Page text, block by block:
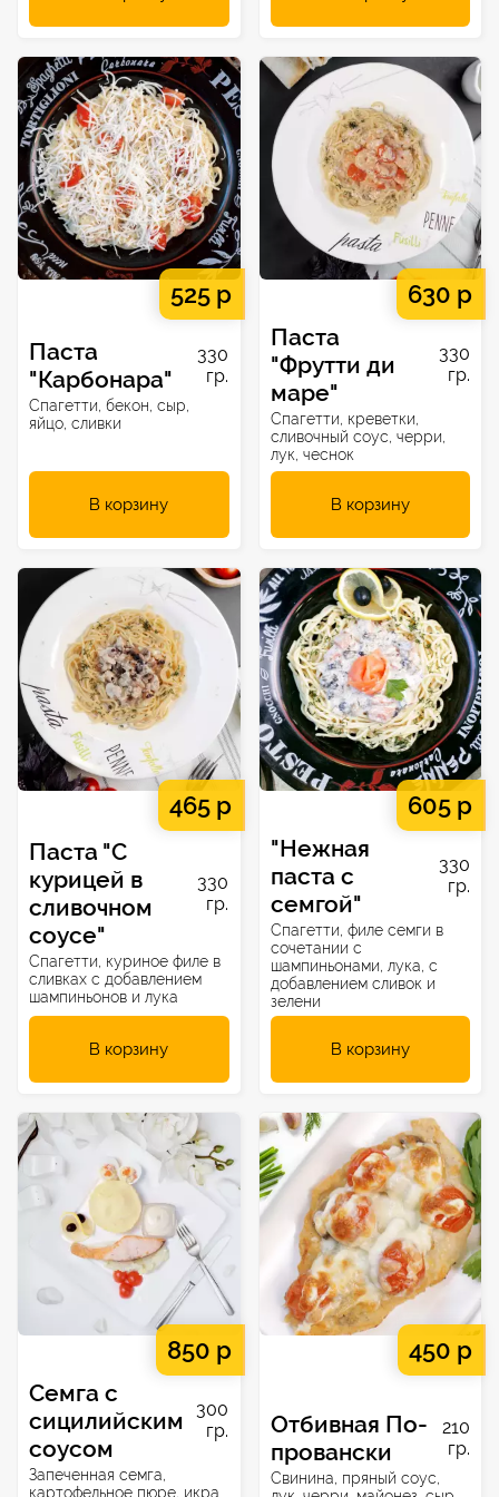
525 р
Паста
"Карбонара"
330
гр.
Спагетти, бекон, сыр,
яйцо, сливки
В корзину
630 р
Паста
"Фрутти ди
маре"
330
гр.
Спагетти, креветки,
сливочный соус, черри,
лук, чеснок
В корзину
465 р
Паста "С
курицей в
сливочном
соусе"
330
гр.
Спагетти, куриное филе в
сливках с добавлением
шампиньонов и лука
В корзину
605 р
"Нежная
паста с
семгой"
330
гр.
Спагетти, филе семги в
сочетании с
шампиньонами, лука, с
добавлением сливок и
зелени
В корзину
850 р
Семга с
сицилийским
соусом
300
гр.
Запеченная семга,
картофельное пюре, икра
450 р
Отбивная По-
провански
210
гр.
Свинина, пряный соус,